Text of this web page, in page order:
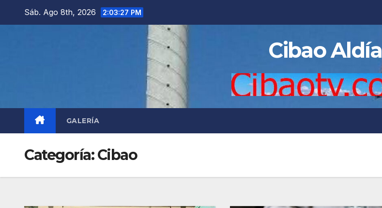
Sáb. Ago 8th, 2026 2:03:29 PM
Cibao Aldía
GALERÍA
Categoría:Cibao